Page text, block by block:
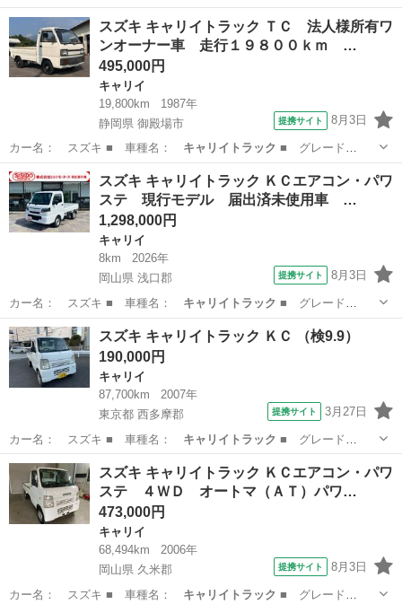
名： ＫＣスペシャ…
埼玉 蓮田市 キャリイ
スズキ キャリイトラック ＴＣ 法人様所有ワ
ンオーナー車 走行１９８００ｋｍ …
495,000円
キャリイ
19,800km
1987年
静岡県 御殿場市
提携サイト 8月3日
カー名： スズキ ■ 車種名： キャリイトラック ■ グレード
名： ＴＣ 法人様…
静岡 御殿場市 キャリイ
スズキ キャリイトラック ＫＣエアコン・パワ
ステ 現行モデル 届出済未使用車 …
1,298,000円
キャリイ
8km
2026年
岡山県 浅口郡
提携サイト 8月3日
カー名： スズキ ■ 車種名： キャリイトラック ■ グレード
名： ＫＣエアコン…
岡山 浅口郡 キャリイ
スズキ キャリイトラック ＫＣ （検9.9）
190,000円
キャリイ
87,700km
2007年
東京都 西多摩郡
提携サイト 3月27日
カー名： スズキ ■ 車種名： キャリイトラック ■ グレード
名： ＫＣ ■ 排…
東京 西多摩郡 キャリイ
スズキ キャリイトラック ＫＣエアコン・パワ
ステ ４ＷＤ オートマ（ＡＴ）パワ…
473,000円
キャリイ
68,494km
2006年
岡山県 久米郡
提携サイト 8月3日
カー名： スズキ ■ 車種名： キャリイトラック ■ グレード